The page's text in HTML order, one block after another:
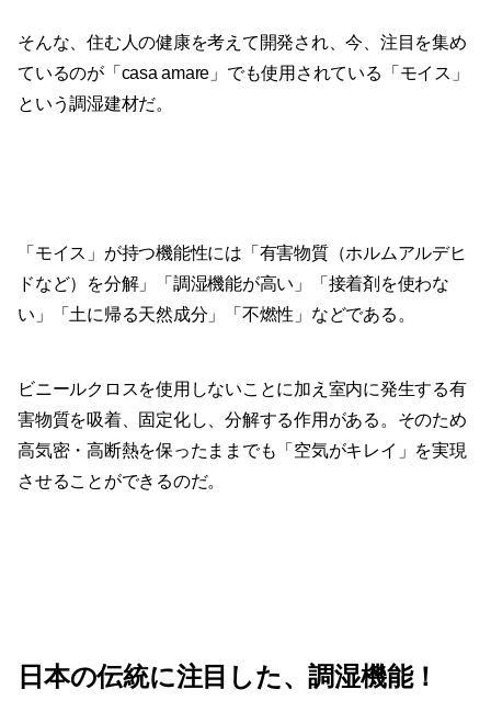
そんな、住む人の健康を考えて開発され、今、注目を集め
ているのが「casa amare」でも使用されている「モイス」
という調湿建材だ。
「モイス」が持つ機能性には「有害物質（ホルムアルデヒ
ドなど）を分解」「調湿機能が高い」「接着剤を使わな
い」「土に帰る天然成分」「不燃性」などである。
ビニールクロスを使用しないことに加え室内に発生する有
害物質を吸着、固定化し、分解する作用がある。そのため
高気密・高断熱を保ったままでも「空気がキレイ」を実現
させることができるのだ。
日本の伝統に注目した、調湿機能！